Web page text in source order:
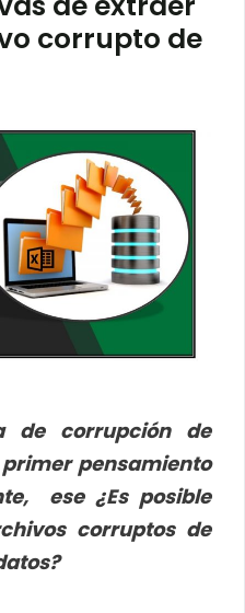
corrupto de
de corrupción de
pensamiento
ese ¿Es posible
corruptos de